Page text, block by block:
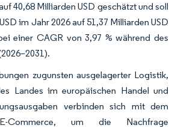
40,68 Milliarden USD geschätzt und soll
im Jahr 2026 auf 51,37 Milliarden USD
einer CAGR von 3,97 % während des
zugunsten ausgelagerter Logistik,
Landes im europäischen Handel und
verbinden sich mit dem
Commerce, um die Nachfrage